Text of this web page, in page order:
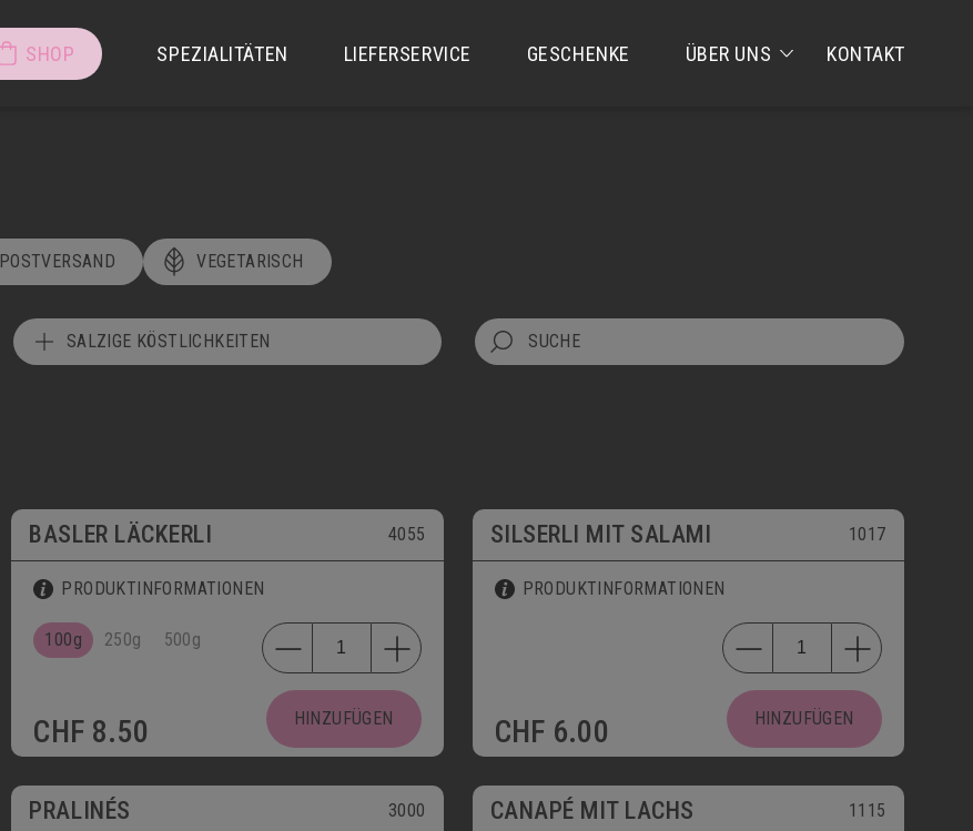
SHOP SPEZIALITÄTEN LIEFERSERVICE GESCHENKE ÜBER UNS KONTAKT
POSTVERSAND VEGETARISCH
SALZIGE KÖSTLICHKEITEN
BASLER LÄCKERLI 4055
PRODUKTINFORMATIONEN
100g 250g 500g
CHF 8.50 HINZUFÜGEN
SILSERLI MIT SALAMI 1017
PRODUKTINFORMATIONEN
CHF 6.00 HINZUFÜGEN
PRALINÉS 3000 CANAPÉ MIT LACHS 1115